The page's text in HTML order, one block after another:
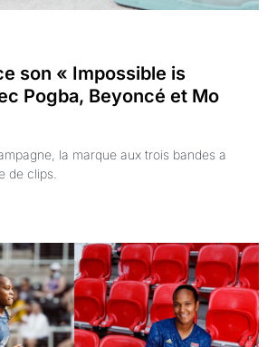
son « Impossible is
Pogba, Beyoncé et Mo
la marque aux trois bandes a
de clips.